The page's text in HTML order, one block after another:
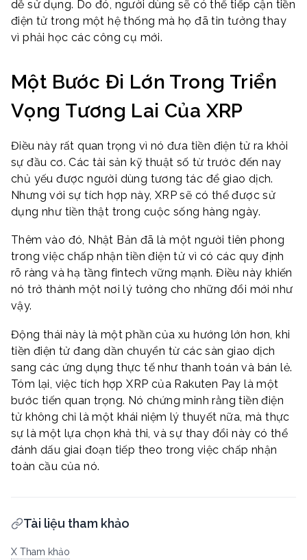
dễ sử dụng. Do đó, người dùng sẽ có thể tiếp cận tiền
điện tử trong một hệ thống mà họ đã tin tưởng thay
vì phải học các công cụ mới.
Một Bước Đi Lớn Trong Triển
Vọng Tương Lai Của XRP
Điều này rất quan trọng vì nó đưa tiền điện tử ra khỏi
sự đầu cơ. Các tài sản kỹ thuật số từ trước đến nay
chủ yếu được người dùng tương tác để giao dịch.
Nhưng với sự tích hợp này, XRP sẽ có thể được sử
dụng như tiền thật trong cuộc sống hàng ngày.
Thêm vào đó, Nhật Bản đã là một người tiên phong
trong việc chấp nhận tiền điện tử vì có các quy định
rõ ràng và hạ tầng fintech vững mạnh. Điều này khiến
nó trở thành một nơi lý tưởng cho những đổi mới như
vậy.
Động thái này là một phần của xu hướng lớn hơn, khi
tiền điện tử đang dần chuyển từ các sàn giao dịch
sang các ứng dụng thực tế như thanh toán và bán lẻ.
Tóm lại, việc tích hợp XRP của Rakuten Pay là một
bước tiến quan trọng. Nó chứng minh rằng tiền điện
tử không chỉ là một khái niệm lý thuyết nữa, mà thực
sự là một lựa chọn khả thi, và sự thay đổi này có thể
đánh dấu giai đoạn tiếp theo trong việc chấp nhận
toàn cầu của nó.
Tài liệu tham khảo
X Tham khảo